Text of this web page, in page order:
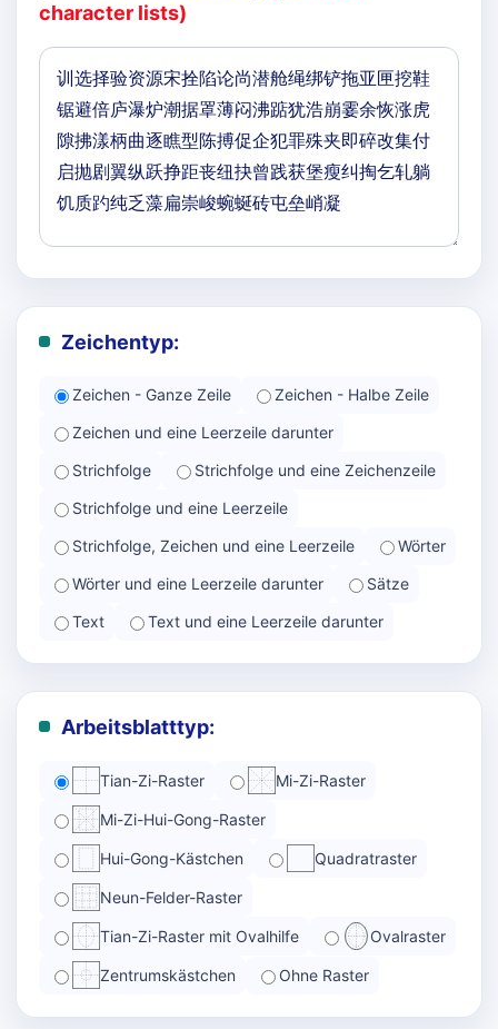
character lists)
Zeichentyp:
Zeichen - Ganze Zeile
Zeichen - Halbe Zeile
Zeichen und eine Leerzeile darunter
Strichfolge
Strichfolge und eine Zeichenzeile
Strichfolge und eine Leerzeile
Strichfolge, Zeichen und eine Leerzeile
Wörter
Wörter und eine Leerzeile darunter
Sätze
Text
Text und eine Leerzeile darunter
Arbeitsblatttyp:
Tian-Zi-Raster Mi-Zi-Raster
Mi-Zi-Hui-Gong-Raster
Hui-Gong-Kästchen Quadratraster
Neun-Felder-Raster
Tian-Zi-Raster mit Ovalhilfe Ovalraster
Zentrumskästchen Ohne Raster